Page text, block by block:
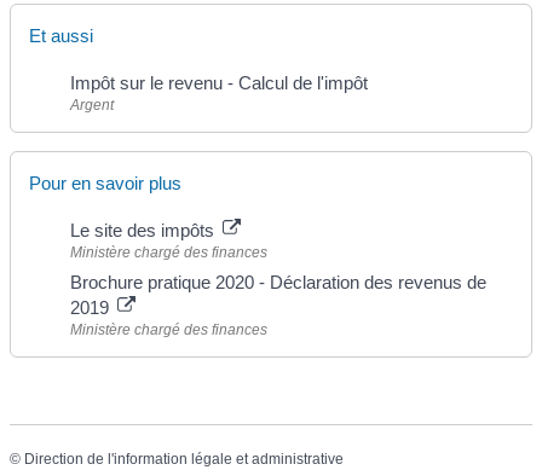
Et aussi
Impôt sur le revenu - Calcul de l'impôt
Argent
Pour en savoir plus
Le site des impôts
Ministère chargé des finances
Brochure pratique 2020 - Déclaration des revenus de
2019
Ministère chargé des finances
© Direction de l'information légale et administrative